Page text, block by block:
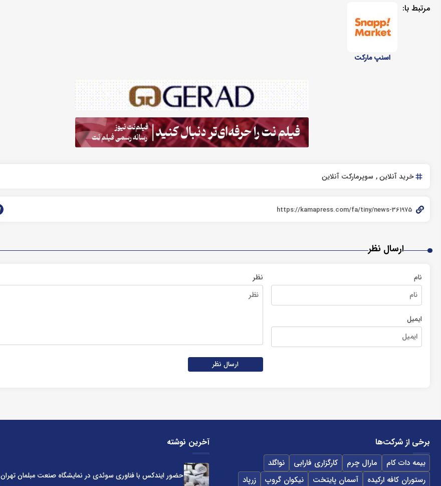
مرتبط با:
اسنپ مارکت
خرید آنلاین سوپرمارکت آنلاین
ارسال نظر
نام
ایمیل
نظر
ارسال نظر
برخی از شرکت‌ها
بیمه دات کام مارال چرم کارگزاری فارابی
نواگلد
رستوران کافه ارکیده
آسمان پایتخت نیکوان گروپ زرپاد
آخرین نوشته
حضور ایندکس با فناوری سوئدی در نمایشگاه صنعت مبلمان تهران